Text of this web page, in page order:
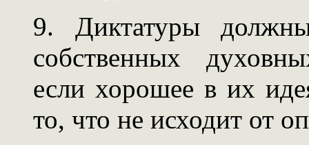
9. Диктатуры
собственных
если хорошее в их
то, что не исходит от